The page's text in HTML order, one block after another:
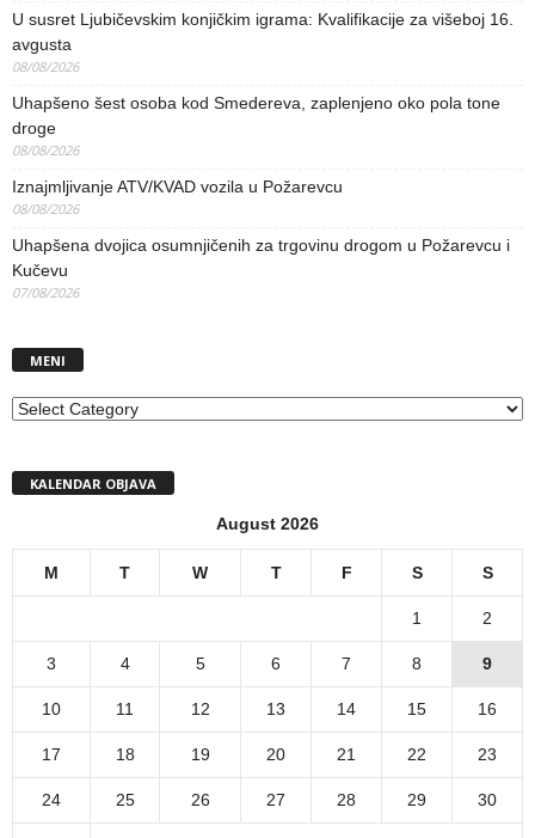
U susret Ljubičevskim konjičkim igrama: Kvalifikacije za višeboj 16.
avgusta
08/08/2026
Uhapšeno šest osoba kod Smedereva, zaplenjeno oko pola tone
droge
08/08/2026
Iznajmljivanje ATV/KVAD vozila u Požarevcu
08/08/2026
Uhapšena dvojica osumnjičenih za trgovinu drogom u Požarevcu i
Kučevu
07/08/2026
MENI
MENI
KALENDAR OBJAVA
August 2026
M T W T F S S
1 2
3 4 5 6 7 8 9
10 11 12 13 14 15 16
17 18 19 20 21 22 23
24 25 26 27 28 29 30